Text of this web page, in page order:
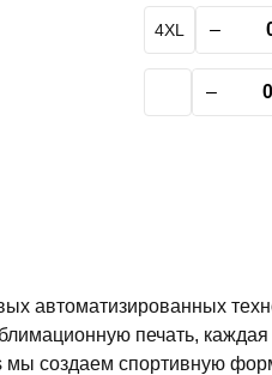
4XL –
–
автоматизированных
печать,
создаем спортивную